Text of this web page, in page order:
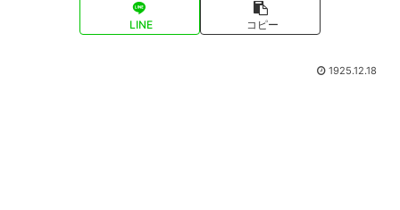
LINE コピー
1925.12.18